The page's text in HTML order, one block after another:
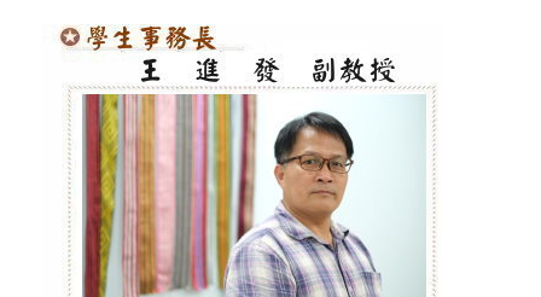
王進發 Watan‧Kiso
計畫協同主持人
協助主持人推動業務進行及人力資源整合協調。 前期宣
傳業務規劃、研習課程、高峰營師資課程規劃。